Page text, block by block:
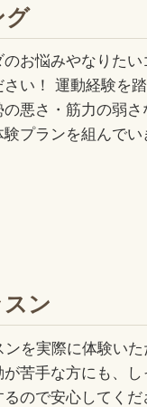
グ
お悩みやなりたい
い！ 運動経験を踏
の悪さ・筋力の弱さ
プランを組んでい
ン
を実際に体験いた
苦手な方にも、し
ので安心してくだ